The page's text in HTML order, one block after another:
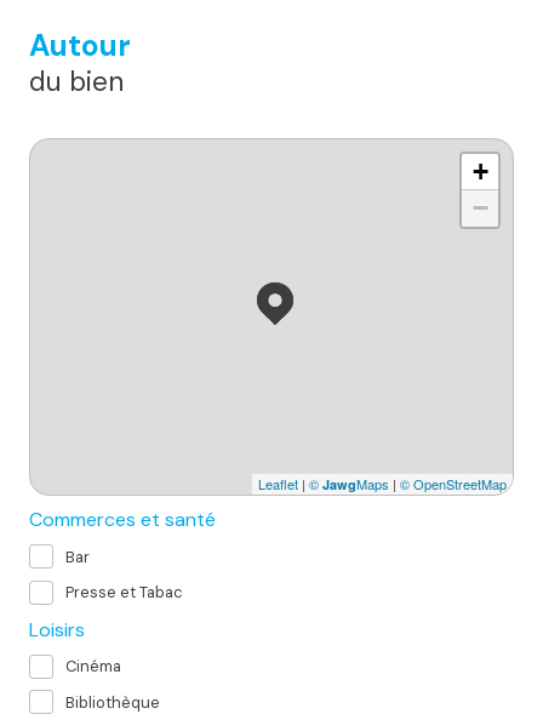
Autour
du bien
+
−
Leaflet | © JawgMaps | © OpenStreetMap
Commerces et santé
Bar
Presse et Tabac
Loisirs
Cinéma
Bibliothèque